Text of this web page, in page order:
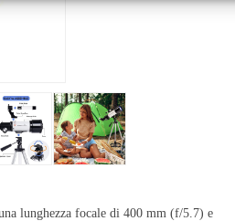
lunghezza focale di 400 mm (f/5.7) e